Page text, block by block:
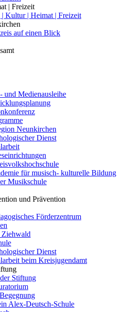
| Freizeit
Kultur | Heimat | Freizeit
auf einen Blick
und Medienausleihe
Neunkirchen
Dienst
für musisch- kulturelle Bildung
Musikschule
und Prävention
Förderzentrum
Ziehwald
Dienst
beim Kreisjugendamt
Stiftung
Alex-Deutsch-Schule